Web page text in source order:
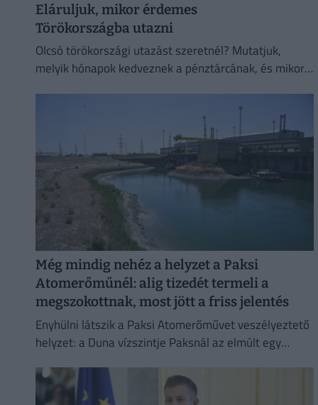
Eláruljuk, mikor érdemes
Törökországba utazni
Olcsó törökországi utazást szeretnél? Mutatjuk,
melyik hónapok kedveznek a pénztárcának, és mikor
Még mindig nehéz a helyzet a Paksi
Atomerőműnél: alig tizedét termeli a
megszokottnak, most jött a friss jelentés
Enyhülni látszik a Paksi Atomerőművet veszélyeztető
helyzet: a Duna vízszintje Paksnál az elmúlt egy